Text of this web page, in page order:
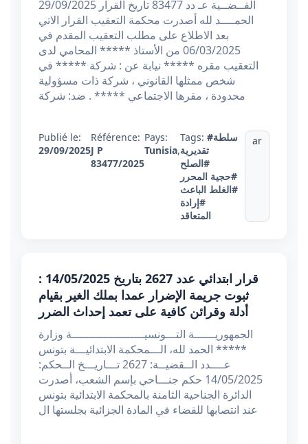
القــضــية عـ دد 83477 تاريخ القرار 29/09/2025
الحمــــد لله أصدرت محكمة التعقيب القرار الاتي
بعد الاطلاع على مطلب التعقيب المقدم في
06/03/2025 من الأستاذ ***** المحامي لدى
التعقيب مقره ***** نيابة عن : شركة ***** في
شخص ممثلها القانوني ، شركة ذات مسؤولية
محدودة ، مقرها الاجتماعي ***** . ضد: شركة
Publié le:
29/09/2025
Référence:
J P
83477/2025
Pays:
Tunisia,
Tags: #سلطة
تقديرية
#الصلح
#حجية المحرر
#الغلط الباعث
#إرادة
المتعاقد
ar
قرار ابتدائي عدد 2627 بتاريخ 14/05/2025 :
ثبوت جريمة الإضرار عمدا بملك الغير بقيام
أدلة وقرائن كافية على تعمد إحداث الضرر
الجمهوريــــــة التـــونسيـــــــــــــــــــــة وزارة
***** الحمد لله، الـــمحكمة الابتدائيـــة بتونس
عــــدد الــقضيــة: 2627 تـــاريـــخ الــحكم:
14/05/2025 حكم جنـــاحي بإسم الشعب، أصدرت
الدائرة الجناحية الثامنة بالمحكمة الابتدائية بتونس
عند انتصابها للقضاء في المادة الجزائية بجلستها ال